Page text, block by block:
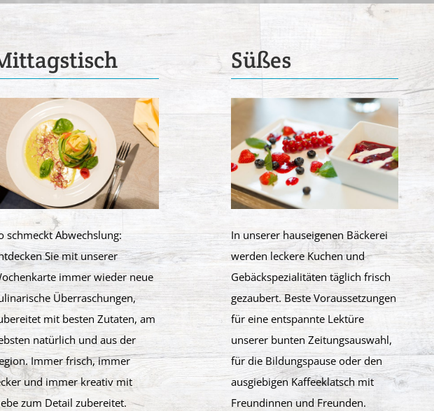
schmeckt Abwechslung:
Sie mit unserer
immer wieder neue
Überraschungen,
mit besten Zutaten, am
natürlich und aus der
Immer frisch, immer
und immer kreativ mit
zum Detail zubereitet.
Süßes
In unserer hauseigenen Bäckerei
werden leckere Kuchen und
Gebäckspezialitäten täglich frisch
gezaubert. Beste Voraussetzungen
für eine entspannte Lektüre
unserer bunten Zeitungsauswahl,
für die Bildungspause oder den
ausgiebigen Kaffeeklatsch mit
Freundinnen und Freunden.